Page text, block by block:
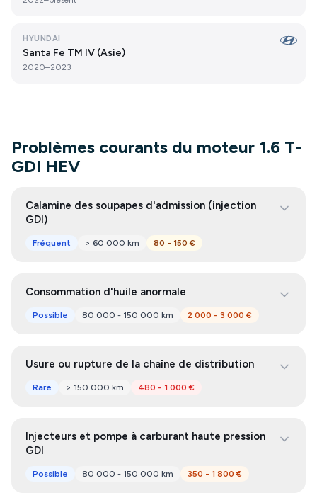
HYUNDAI
Santa Fe TM IV (Asie)
2020–2023
Problèmes courants du moteur 1.6 T-
GDI HEV
Calamine des soupapes d'admission (injection
GDI)
Fréquent > 60 000 km 80 - 150 €
Consommation d'huile anormale
Possible 80 000 - 150 000 km 2 000 - 3 000 €
Usure ou rupture de la chaîne de distribution
Rare > 150 000 km 480 - 1 000 €
Injecteurs et pompe à carburant haute pression
GDI
Possible 80 000 - 150 000 km 350 - 1 800 €